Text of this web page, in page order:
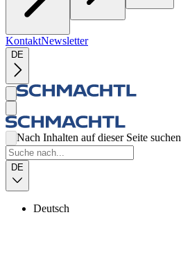
KontaktNewsletter
DE
Nach Inhalten auf dieser Seite suchen
DE
Deutsch